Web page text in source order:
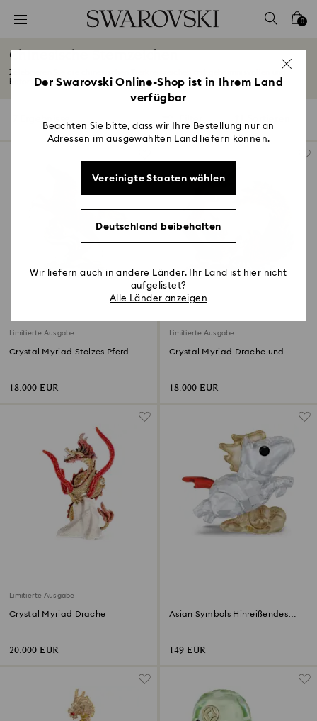
Liste Tastaturkürzel
2 - Footer
4 - Suchergebnisse
0
Chinesische Sternzeichen
Zelebrieren Sie die chinesischen Tierkreiszeichen mit geheimnisvollen und
betörenden...Mehr lesen
Filter Sortieren
Limitierte Ausgabe
Crystal Myriad Stolzes Pferd
18.000 EUR
Limitierte Ausgabe
Crystal Myriad Drache und
18.000 EUR
Limitierte Ausgabe
Crystal Myriad Drache
20.000 EUR
Asian Symbols Hinreißendes
149 EUR
Der Swarovski Online-Shop ist in Ihrem Land
verfügbar
Beachten Sie bitte, dass wir Ihre Bestellung nur an
Adressen im ausgewählten Land liefern können.
Vereinigte Staaten wählen
Deutschland beibehalten
Wir liefern auch in andere Länder. Ihr Land ist hier nicht
aufgelistet?
Alle Länder anzeigen